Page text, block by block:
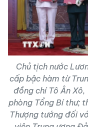
Chủ tịch nước
cấp bậc hàm từ
đồng chí Tô Ân Xô,
phòng Tổng Bí thư;
Thượng tướng đối